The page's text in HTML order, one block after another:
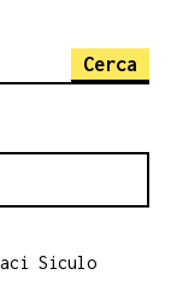
Siculo